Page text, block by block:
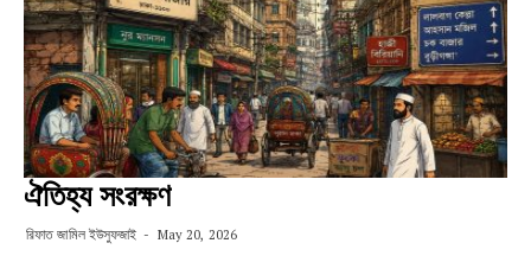
ঐতিহ্য সংরক্ষণ
রিফাত জামিল ইউসুফজাই May 20, 2026